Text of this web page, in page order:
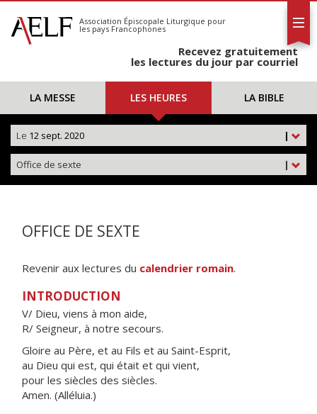
S'abonner
Calendrier
Association Épiscopale Liturgique pour
les pays Francophones
Recevez gratuitement
les lectures du jour par courriel
LA MESSE LES HEURES LA BIBLE
|
Le 12 sept. 2020
|
Office de sexte
OFFICE DE SEXTE
Revenir aux lectures du calendrier romain.
INTRODUCTION
V/ Dieu, viens à mon aide,
R/ Seigneur, à notre secours.
Gloire au Père, et au Fils et au Saint-Esprit,
au Dieu qui est, qui était et qui vient,
pour les siècles des siècles.
Amen. (Alléluia.)